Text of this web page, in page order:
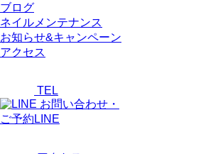
ブログ
ネイルメンテナンス
お知らせ&キャンペーン
アクセス
TEL
お問い合わせ・
ご予約LINE